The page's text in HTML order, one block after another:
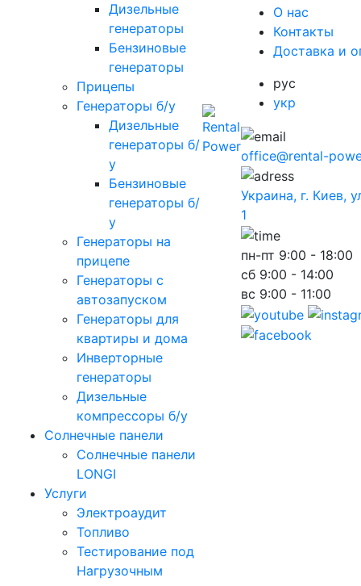
Дизельные
генераторы
Бензиновые
генераторы
Прицепы
Генераторы б/у
Дизельные
генераторы б/
у
Бензиновые
генераторы б/
у
Генераторы на
прицепе
Генераторы с
автозапуском
Генераторы для
квартиры и дома
Инверторные
генераторы
Дизельные
компрессоры б/у
Солнечные панели
Солнечные панели
LONGI
Услуги
Электроаудит
Топливо
Тестирование под
Нагрузочным
O нас
Контакты
Доставка и
рус
укр
office@rental-
Украина, г. Киев,
1
пн-пт 9:00 - 18:00
сб 9:00 - 14:00
вс 9:00 - 11:00